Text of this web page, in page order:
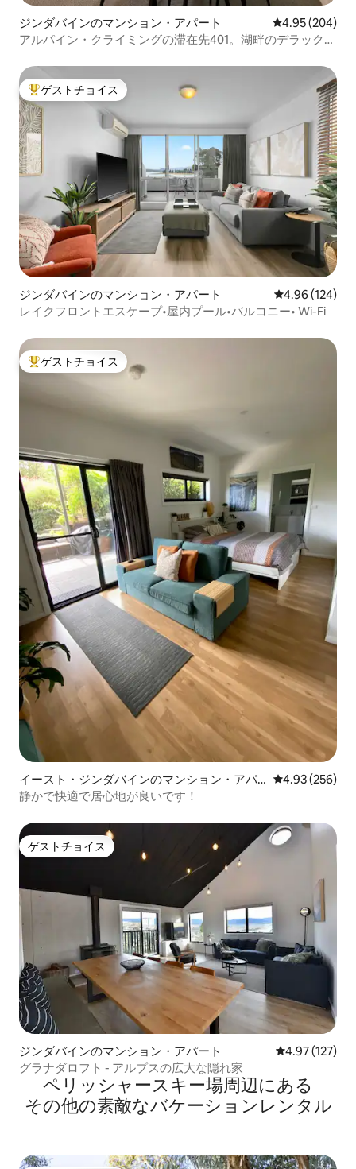
ジンダバインのマンション・アパート レビュー204
4.95 (204)
アルパイン・クライミングの滞在先401。湖畔のデラックス
大好評のゲストチョイスです。
ゲストチョイス
ジンダバインのマンション・アパート レビュー124
4.96 (124)
レイクフロントエスケープ•屋内プール•バルコニー• Wi-Fi
大好評のゲストチョイスです。
ゲストチョイス
イースト・ジンダバインのマンション・アパ
ート
レビュー256
4.93 (256)
静かで快適で居心地が良いです！
ゲストチョイス
ゲストチョイス
ジンダバインのマンション・アパート レビュー127
4.97 (127)
グラナダロフト - アルプスの広大な隠れ家
ペリッシャースキー場⁠周⁠辺⁠に⁠あ⁠る
そ⁠の⁠他⁠の素⁠敵⁠なバ⁠ケ⁠ー⁠シ⁠ョ⁠ン⁠レ⁠ン⁠タ⁠ル